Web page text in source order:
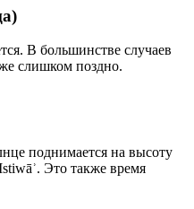
В большинстве случаев
слишком поздно.
поднимается на высоту
Это также время